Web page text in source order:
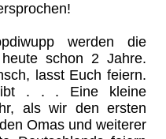
werden die
schon 2 Jahre.
lasst Euch feiern.
. . . Eine kleine
als wir den ersten
Omas und weiterer